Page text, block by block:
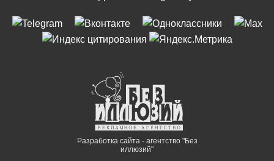
Разработка сайта - агентство "Без
иллюзий"